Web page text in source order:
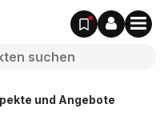
und Angebote